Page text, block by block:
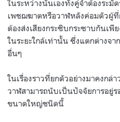
ในระหว่างนั้นเองทั้งคู่จำต้องระมั
เพชฌฆาตหรือวาฬหลังค่อมตัวผู้
ต้องส่งเสียงกระซิบกระซาบกันเพี
ในระยะใกล้เท่านั้น ซึ่งแตกต่างจา
อื่นๆ
ในเรื่องราวที่ยกตัวอย่างมาคงกล่
วาฬสามารถนับเป็นปัจจัยการอยู่
ขนาดใหญ่ชนิดนี้